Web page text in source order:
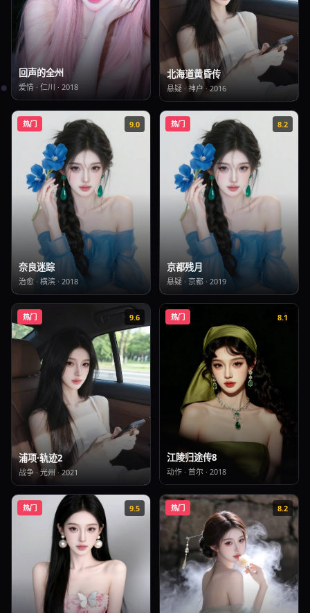
回声的全州
爱情· 仁川 · 2018
北海道黄昏传
悬疑 · 神户·2016
热门 9.0
奈良迷踪
治愈· 横滨· 2018
热门 8.2
京都残月
悬疑· 京都 · 2019
热门 9.6
浦项·轨迹2
战争· 光州·2021
热门 8.1
江陵归途传8
动作 · 首尔 · 2018
热门 9.5 热门 8.2